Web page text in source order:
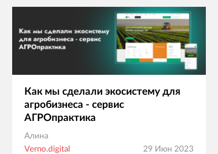
Как мы сделали экосистему для
агробизнеса - сервис
АГРОпрактика
Алина
Verno.digital
29 Июн 2023